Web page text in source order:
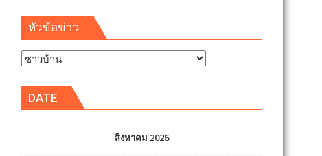
หัวข้อข่าว
หัวข้อ
DATE
สิงหาคม 2026